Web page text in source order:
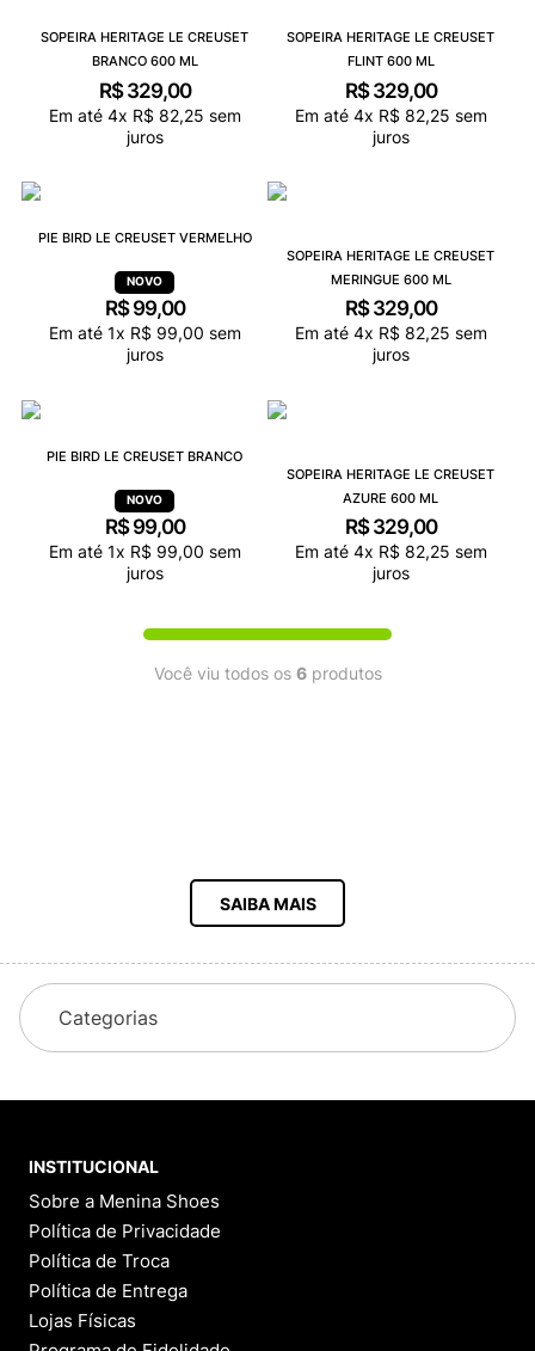
SOPEIRA HERITAGE LE CREUSET
BRANCO 600 ML
R$ 329,00
Em até 4x R$ 82,25 sem
juros
SOPEIRA HERITAGE LE CREUSET
FLINT 600 ML
R$ 329,00
Em até 4x R$ 82,25 sem
juros
PIE BIRD LE CREUSET VERMELHO
R$ 99,00
Em até 1x R$ 99,00 sem
juros
SOPEIRA HERITAGE LE CREUSET
MERINGUE 600 ML
R$ 329,00
Em até 4x R$ 82,25 sem
juros
PIE BIRD LE CREUSET BRANCO
R$ 99,00
Em até 1x R$ 99,00 sem
juros
SOPEIRA HERITAGE LE CREUSET
AZURE 600 ML
R$ 329,00
Em até 4x R$ 82,25 sem
juros
Você viu todos os 6produtos
SAIBA MAIS
Categorias
INSTITUCIONAL
Sobre a Menina Shoes
Política de Privacidade
Política de Troca
Política de Entrega
Lojas Físicas
VEJA COUNTRY